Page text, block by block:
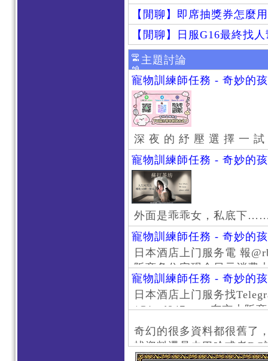
【閒聊】即席抽獎券怎麼
【閒聊】日服G16最終找
主題討論
寵物訓練師任務 - 奇妙的
深 夜 的 紓 壓 選 擇 一
寵物訓練師任務 - 奇妙的
外面是乖乖女，私底下
寵物訓練師任務 - 奇妙的
日本酒店上门服务電 報
阪商务住宅现金日元消费
京风俗 #大阪风俗 #东京
上门服务新宿风俗 #梅田
#日本萝莉 #大阪萝莉 #日
寵物訓練師任務 - 奇妙的
日本酒店上门服务找
/@jptd847utpp 东京大阪
京旅游 #大阪旅游 #东京
东京上门服务 #大阪上门
心斋桥风俗 #日本女孩 #
奇幻的很多資料都很舊了
找資料還是去巴哈或者